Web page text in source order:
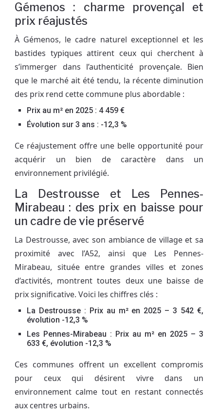
Gémenos : charme provençal et
prix réajustés
À Gémenos, le cadre naturel exceptionnel et les
bastides typiques attirent ceux qui cherchent à
s’immerger dans l’authenticité provençale. Bien
que le marché ait été tendu, la récente diminution
des prix rend cette commune plus abordable :
Prix au m² en 2025 : 4 459 €
Évolution sur 3 ans : -12,3 %
Ce réajustement offre une belle opportunité pour
acquérir un bien de caractère dans un
environnement privilégié.
La Destrousse et Les Pennes-
Mirabeau : des prix en baisse pour
un cadre de vie préservé
La Destrousse, avec son ambiance de village et sa
proximité avec l’A52, ainsi que Les Pennes-
Mirabeau, située entre grandes villes et zones
d’activités, montrent toutes deux une baisse de
prix significative. Voici les chiffres clés :
La Destrousse : Prix au m² en 2025 – 3 542 €,
évolution -12,3 %
Les Pennes-Mirabeau : Prix au m² en 2025 – 3
633 €, évolution -12,3 %
Ces communes offrent un excellent compromis
pour ceux qui désirent vivre dans un
environnement calme tout en restant connectés
aux centres urbains.